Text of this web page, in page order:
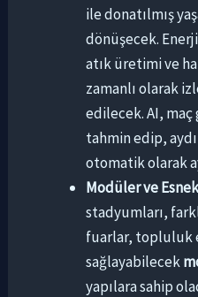
ile donatılmış
dönüşecek.
atık üretimi ve
zamanlı olarak
edilecek. AI,
tahmin edip,
otomatik olarak
Modüler ve
stadyumları,
fuarlar, topluluk
sağlayabilecek
yapılara sahip